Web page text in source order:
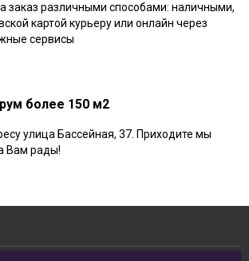
заказ различными способами: наличными,
картой курьеру или онлайн через
сервисы
более 150 м2
улица Бассейная, 37. Приходите мы
Вам рады!